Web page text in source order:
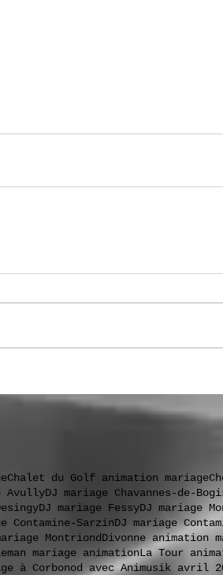
Chalet du Golf animation mariage
AvullyDJ mariage Chavannes-de-
DJ mariage FessyDJ mariage
Contamine-SarzinDJ mariage
MontriondDivonne animation
mariage animationLa Tour
à Corbonod avec Animusik avril